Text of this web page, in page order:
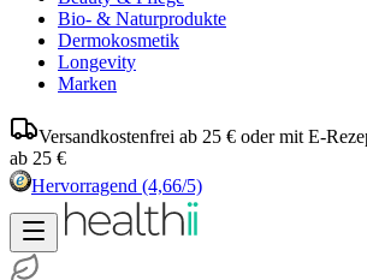
Bio- & Naturprodukte
Dermokosmetik
Longevity
Marken
Versandkostenfrei ab 25 € oder mit E-
ab 25 €
Hervorragend (4,66/5)